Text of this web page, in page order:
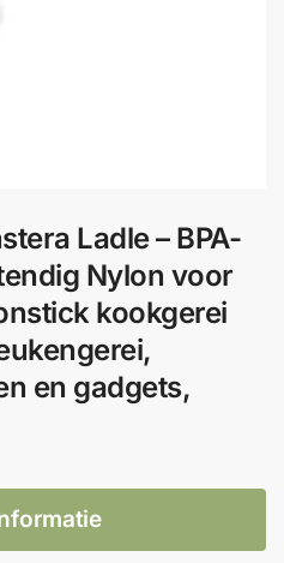
Ladle – BPA-
Nylon voor
kookgerei
en gadgets,